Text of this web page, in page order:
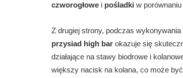
czworogłowe i pośladki w
Z drugiej strony, podczas
przysiad high bar okazuje się
działające na stawy biodrowe i
większy nacisk na kolana, co może